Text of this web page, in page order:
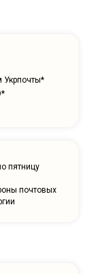
Укрпочты*
пятницу
почтовых